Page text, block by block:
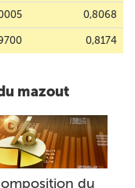
0,8068
0,8174
mazout
du